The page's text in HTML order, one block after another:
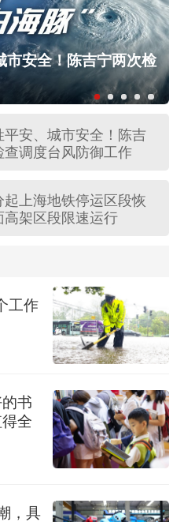
市安全！陈吉宁两次检
平安、城市安全！陈吉
查调度台风防御工作
北河南湖北启动地质
响应
起上海地铁停运区段恢
高架区段限速运行
内陆，10余省份将有暴
、协会牵头串谋……全
门整治驾培垄断
倒水，台风影响何时结束
响应
工作
的书
全
，具